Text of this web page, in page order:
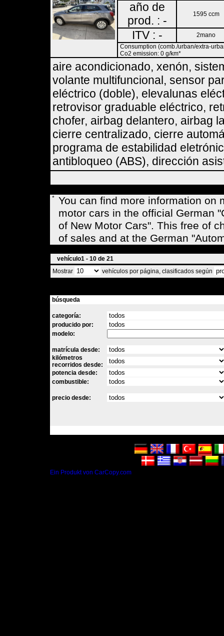
año de
prod. : -
1595 ccm
ITV : -
2mano
Consumption (comb./urban/extra-
Co2 emission: 0 g/km*
aire acondicionado, xenón,
volante multifuncional, sensor
eléctrico (doble), elevalunas
retrovisor graduable eléctrico,
chofer, airbag delantero, airbag
cierre centralizado, cierre
programa de estabilidad
antibloqueo (ABS), dirección
* You can find more information on
motor cars in the official German
of New Motor Cars". This free of
of sales and at the German
vehículo1 - 10 de 21
Mostrar
vehículos por página, clasificados según
búsqueda
categoría:
producido por:
modelo:
matrícula desde:
kilómetros
recorridos desde:
potencia desde:
combustible:
precio desde:
Ein Produkt von CarCopy.com